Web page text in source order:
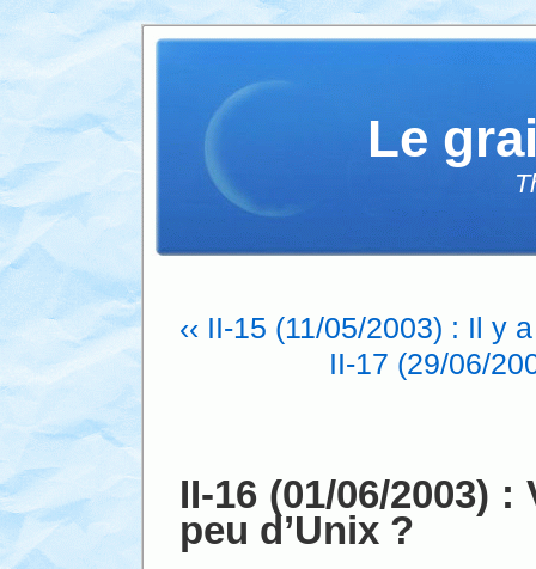
Le
‹‹ II-15 (11/05/2003) : Il y
II-17 (29/06/
II-16 (01/06/2003)
peu d’Unix ?